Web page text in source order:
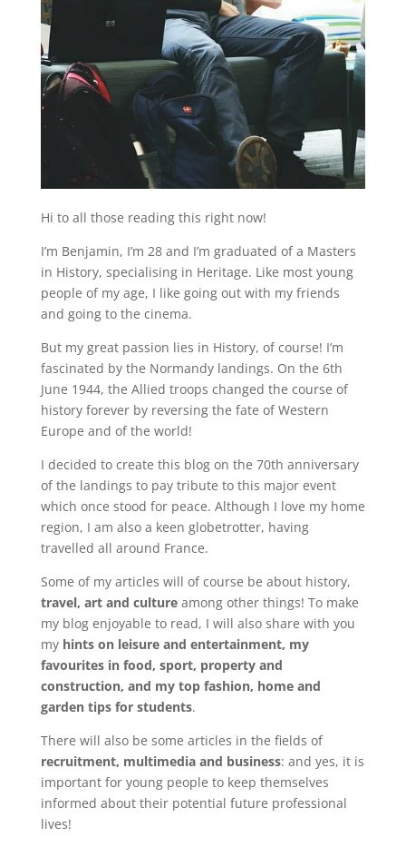
Hi to all those reading this right now!
I’m Benjamin, I’m 28 and I’m graduated of a Masters
in History, specialising in Heritage. Like most young
people of my age, I like going out with my friends
and going to the cinema.
But my great passion lies in History, of course! I’m
fascinated by the Normandy landings. On the 6th
June 1944, the Allied troops changed the course of
history forever by reversing the fate of Western
Europe and of the world!
I decided to create this blog on the 70th anniversary
of the landings to pay tribute to this major event
which once stood for peace. Although I love my home
region, I am also a keen globetrotter, having
travelled all around France.
Some of my articles will of course be about history,
travel, art and cultureamong other things! To make
my blog enjoyable to read, I will also share with you
my hints on leisure and entertainment, my
favourites in food, sport, property and
construction, and my top fashion, home and
garden tips for students.
There will also be some articles in the fields of
recruitment, multimedia and business: and yes, it is
important for young people to keep themselves
informed about their potential future professional
lives!